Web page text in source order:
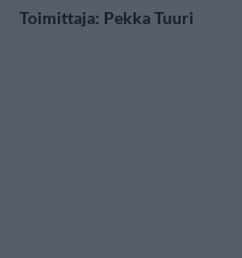
Toimittaja: Pekka Tuuri